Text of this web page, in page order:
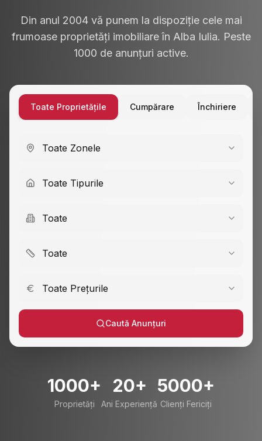
Din anul 2004 vă punem la dispoziție cele mai
frumoase proprietăți imobiliare în Alba Iulia. Peste
1000 de anunțuri active.
Toate Proprietățile Cumpărare Închiriere
Toate Zonele
Toate Tipurile
Toate
Toate
Toate Prețurile
Caută Anunțuri
1000+
Proprietăți
20+
Ani Experiență
5000+
Clienți Fericiți